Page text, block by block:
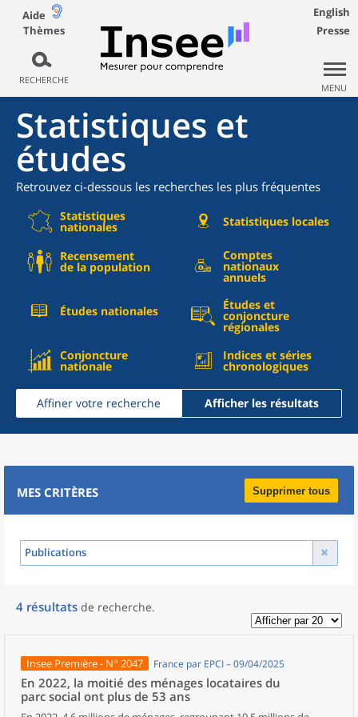
Aide
Thèmes
RECHERCHE
English
Presse
MENU
Statistiques et
études
Retrouvez ci-dessous les recherches les plus fréquentes
Statistiques
nationales Statistiques locales
Recensement
de la population
Comptes
nationaux
annuels
Études nationales Études et
conjoncture
régionales
Conjoncture
nationale
Indices et séries
chronologiques
Affiner votre recherche Afficher les résultats
MES CRITÈRES Supprimer tous
Publications
4 résultats de recherche.
Insee Première - N° 2047 France par EPCI – 09/04/2025
En 2022, la moitié des ménages locataires du
parc social ont plus de 53 ans